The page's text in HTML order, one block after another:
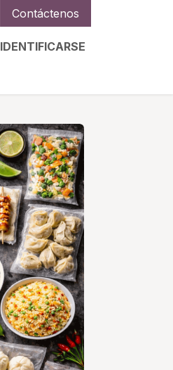
Contáctenos
IDENTIFICARSE